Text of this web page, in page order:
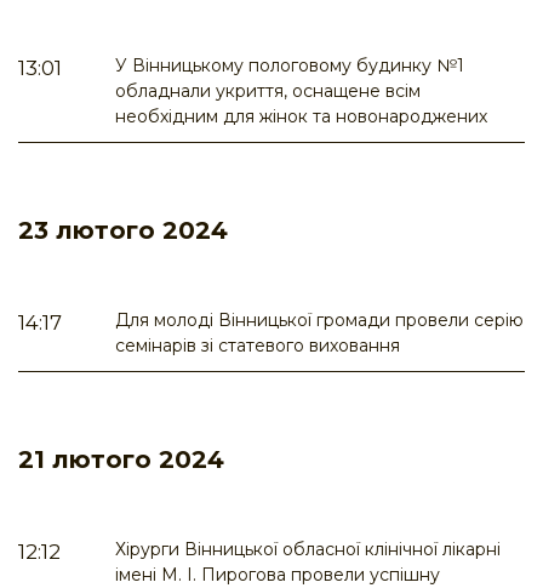
13:01
У Вінницькому пологовому будинку №1
обладнали укриття, оснащене всім
необхідним для жінок та новонароджених
23 лютого 2024
14:17
Для молоді Вінницької громади провели серію
семінарів зі статевого виховання
21 лютого 2024
12:12
Хірурги Вінницької обласної клінічної лікарні
імені М. І. Пирогова провели успішну